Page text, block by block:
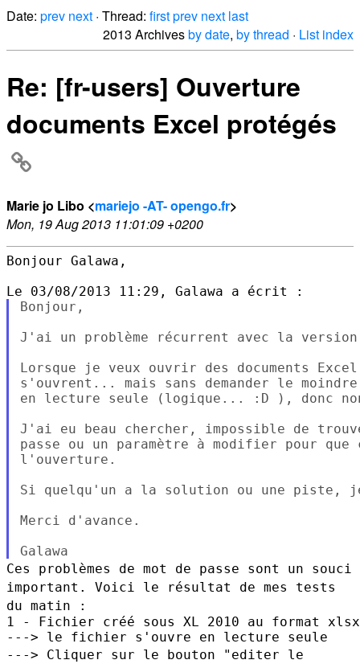
Date: prev next · Thread: firstprev next last
2013 Archivesby date, by thread · List index
Re: [fr-users] Ouverture
documents Excel protégés
Marie jo Libo <mariejo -AT- opengo.fr>
Mon, 19 Aug 2013 11:01:09 +0200
Bonjour Galawa,
Bonjour,
J'ai un problème récurrent avec la
Lorsque je veux ouvrir des documents
s'ouvrent... mais sans demander le
en lecture seule (logique... :D ), donc
J'ai eu beau chercher, impossible de
passe ou un paramètre à modifier pour que
l'ouverture.
Si quelqu'un a la solution ou une piste,
Merci d'avance.
Ces problèmes de mot de passe sont un souci
important. Voici le résultat de mes tests
du matin :
1 - Fichier créé sous XL 2010 au format xlsx
---> Cliquer sur le bouton "editer le